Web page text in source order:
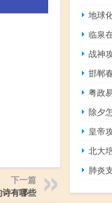
下一篇
有哪些
地球
临泉
战神
邯郸
粤政
除夕
皇帝
北大